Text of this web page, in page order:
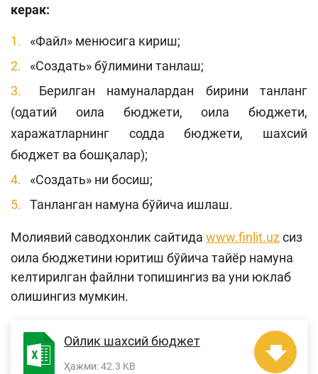
керак:
«Файл» менюсига кириш;
«Создать» бўлимини танлаш;
Берилган намуналардан бирини танланг
(одатий оила бюджети, оила бюджети,
харажатларнинг содда бюджети, шахсий
бюджет ва бошқалар);
«Создать» ни босиш;
Танланган намуна бўйича ишлаш.
Молиявий саводхонлик сайтида www.finlit.uzсиз
оила бюджетини юритиш бўйича тайёр намуна
келтирилган файлни топишингиз ва уни юклаб
олишингиз мумкин.
Ойлик шахсий бюджет
Ҳажми:42.3 KB